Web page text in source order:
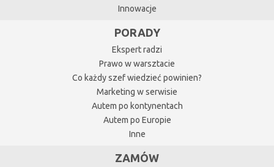
Innowacje
PORADY
Ekspert radzi
Prawo w warsztacie
Co każdy szef wiedzieć powinien?
Marketing w serwisie
Autem po kontynentach
Autem po Europie
Inne
ZAMÓW